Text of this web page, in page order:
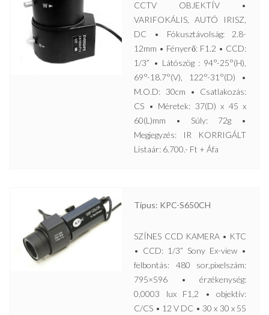
CCTV OBJEKTÍV •
VARIFOKÁLIS, AUTÓ IRISZ,
DC • Fókusztávolság: 2.8-
12mm • Fényerő: F1.2 • CCD:
1/3” • Látószög : 94°-25°(H),
69°-18.7°(V), 122°-31°(D) •
M.O.D: 30cm • Csatlakozás:
CS • Méretek: 37(D) x 45 x
60(L)mm • Súly: 72g •
Megjegyzés: IR KORRIGÁLT
Listaár: 6.700.- Ft + Áfa
Típus: KPC-S650CH
SZÍNES CCD KAMERA • KTC
• CCD: 1/3” Sony Ex-view •
felbontás: 480 sor,pixelszám:
795×596 • érzékenység:
0,0003 lux F1,2 • objektív:
C/CS • 12 V DC • 30 x 30 x 55